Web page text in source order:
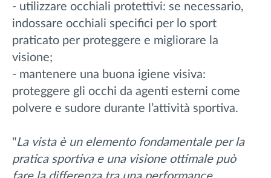
- utilizzare occhiali protettivi: se necessario,
indossare occhiali specifici per lo sport
praticato per proteggere e migliorare la
visione;
- mantenere una buona igiene visiva:
proteggere gli occhi da agenti esterni come
polvere e sudore durante l’attività sportiva.
"La vista è un elemento fondamentale per la
pratica sportiva e una visione ottimale può